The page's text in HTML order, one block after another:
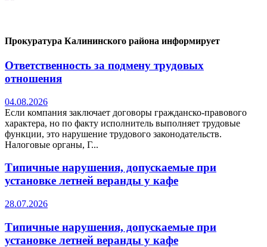
Прокуратура Калининского района информирует
Ответственность за подмену трудовых
отношения
04.08.2026
Если компания заключает договоры гражданско-правового
характера, но по факту исполнитель выполняет трудовые
функции, это нарушение трудового законодательств.
Налоговые органы, Г...
Типичные нарушения, допускаемые при
установке летней веранды у кафе
28.07.2026
Типичные нарушения, допускаемые при
установке летней веранды у кафе